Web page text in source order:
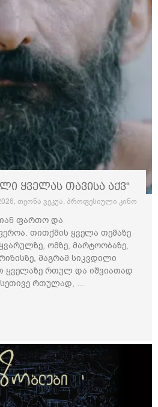
ყველას თავისა აქვ“
, თეონა ვეკუა, პროფესიული კინო
ფართო და
თითქმის ყველა თემაზე
ომზე, მარტოობაზე,
მაგრამ სიკვდილი
ყველაზე რთულ და იშვიათად
რთულად, …